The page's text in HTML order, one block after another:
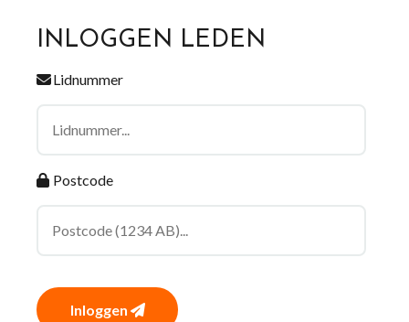
INLOGGEN LEDEN
Lidnummer
Postcode
Inloggen